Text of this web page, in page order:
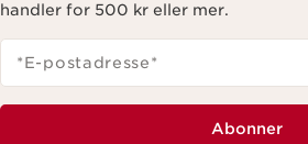
handler for 500 kr eller mer.
*E-postadresse*
Abonner